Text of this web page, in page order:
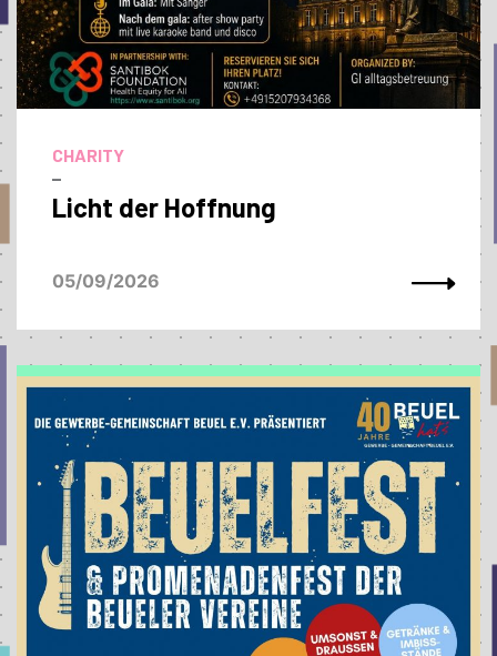
CHARITY
–
Licht der Hoffnung
05/09/2026